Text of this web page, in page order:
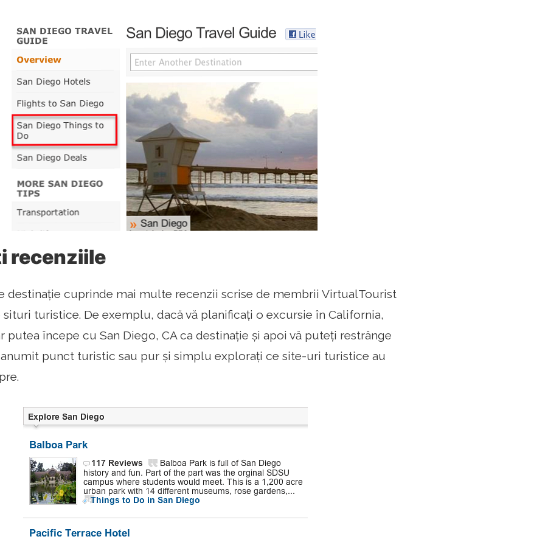
recenziile
destinație cuprinde mai multe recenzii scrise de membrii VirtualTourist
turistice. De exemplu, dacă vă planificați o excursie în California,
putea începe cu San Diego, CA ca destinație și apoi vă puteți restrânge
punct turistic sau pur și simplu explorați ce site-uri turistice au